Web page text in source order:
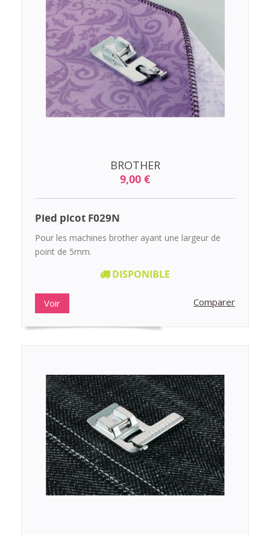
BROTHER
9,00 €
Pied picot F029N
Pour les machines brother ayant une largeur de
point de 5mm.
DISPONIBLE
Voir Comparer